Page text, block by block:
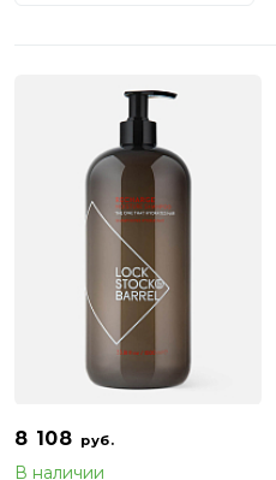
8 108 руб.
В наличии